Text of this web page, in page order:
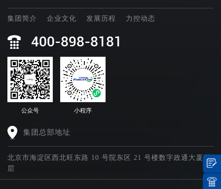
集团简介 企业文化 发展历程 力控动态
400-898-8181
公众号 小程序
集团总部地址
北京市海淀区西北旺东路 10 号院东区 21 号楼数字政通大厦四
层